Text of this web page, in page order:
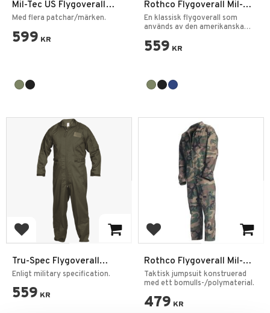
Mil-Tec US Flygoverall
Vuxen
Med flera patchar/märken.
599 KR
Rothco Flygoverall Mil-
Spec Jumpsuit
En klassisk flygoverall som
används av den amerikanska
559 KR
Add to favorites
Tru-Spec Flygoverall
Enfärgad
Enligt military specification.
559 KR
Add to favorites
Rothco Flygoverall Mil-
Spec Kamouflage
Taktisk jumpsuit konstruerad
med ett bomulls-/polymaterial.
479 KR